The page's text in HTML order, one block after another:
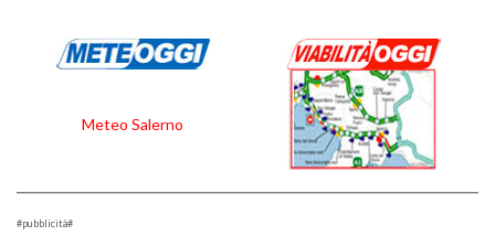
Meteo Salerno
#pubblicità#